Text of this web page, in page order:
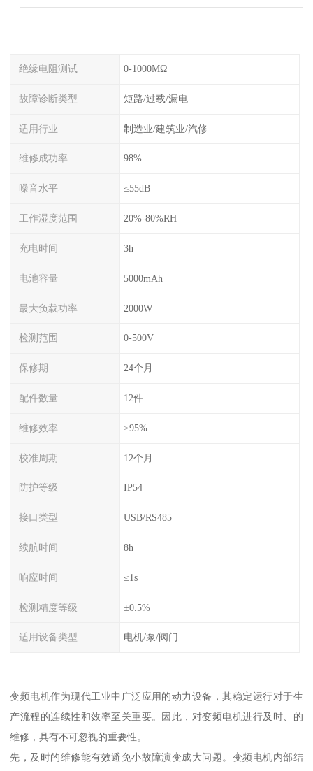
绝缘电阻测试 0-1000MΩ
故障诊断类型 短路/过载/漏电
适用行业 制造业/建筑业/汽修
维修成功率 98%
噪音水平 ≤55dB
工作湿度范围 20%-80%RH
充电时间 3h
电池容量 5000mAh
最大负载功率 2000W
检测范围 0-500V
保修期 24个月
配件数量 12件
维修效率 ≥95%
校准周期 12个月
防护等级 IP54
接口类型 USB/RS485
续航时间 8h
响应时间 ≤1s
检测精度等级 ±0.5%
适用设备类型 电机/泵/阀门
变频电机作为现代工业中广泛应用的动力设备，其稳定运行对于生
产流程的连续性和效率至关重要。因此，对变频电机进行及时、的
维修，具有不可忽视的重要性。
先，及时的维修能有效避免小故障演变成大问题。变频电机内部结